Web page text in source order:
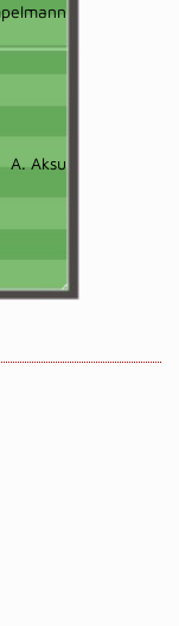
A. Aksu